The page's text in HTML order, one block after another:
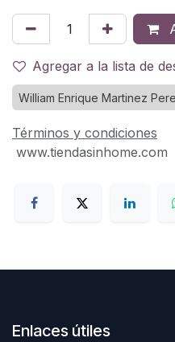
Agregar a la lista de
William Enrique Martinez
Términos y condiciones
www.tiendasinhome.com
Enlaces útiles